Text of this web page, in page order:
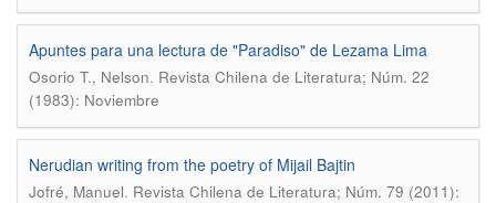
Apuntes para una lectura de "Paradiso" de Lezama Lima
Osorio T., Nelson. Revista Chilena de Literatura; Núm. 22
(1983): Noviembre
Nerudian writing from the poetry of Mijail Bajtin
Jofré, Manuel. Revista Chilena de Literatura; Núm. 79 (2011):